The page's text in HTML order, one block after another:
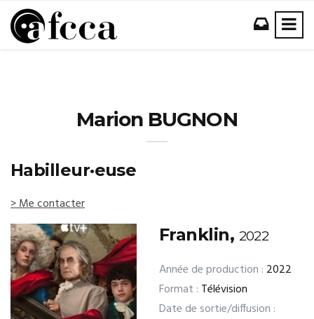
Marion BUGNON
Habilleur·euse
> Me contacter
Franklin, 2022
Année de production : 2022
Format : Télévision
Date de sortie/diffusion :